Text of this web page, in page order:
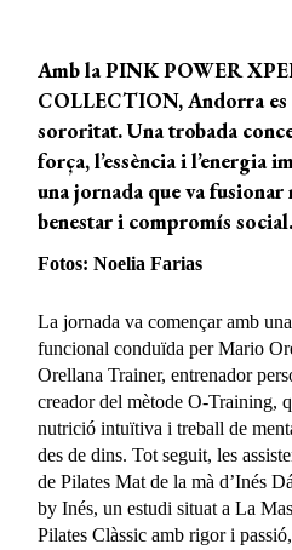
Amb la PINK POWER
COLLECTION, Andorra es
sororitat. Una trobada
força, l’essència i l’energia
una jornada que va
benestar i compromís social.
Fotos: Noelia Farias
La jornada va començar amb
funcional conduïda per Mario
Orellana Trainer, entrenador
creador del mètode O-Training,
nutrició intuïtiva i treball de
des de dins. Tot seguit, les
de Pilates Mat de la mà d’Inés
by Inés, un estudi situat a La
Pilates Clàssic amb rigor i